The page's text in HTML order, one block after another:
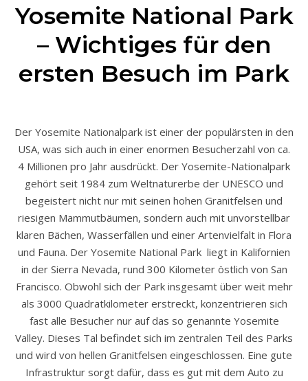
Yosemite National Park
– Wichtiges für den
ersten Besuch im Park
Der Yosemite Nationalpark ist einer der populärsten in den
USA, was sich auch in einer enormen Besucherzahl von ca.
4 Millionen pro Jahr ausdrückt. Der Yosemite-Nationalpark
gehört seit 1984 zum Weltnaturerbe der UNESCO und
begeistert nicht nur mit seinen hohen Granitfelsen und
riesigen Mammutbäumen, sondern auch mit unvorstellbar
klaren Bächen, Wasserfällen und einer Artenvielfalt in Flora
und Fauna. Der Yosemite National Park liegt in Kalifornien
in der Sierra Nevada, rund 300 Kilometer östlich von San
Francisco. Obwohl sich der Park insgesamt über weit mehr
als 3000 Quadratkilometer erstreckt, konzentrieren sich
fast alle Besucher nur auf das so genannte Yosemite
Valley. Dieses Tal befindet sich im zentralen Teil des Parks
und wird von hellen Granitfelsen eingeschlossen. Eine gute
Infrastruktur sorgt dafür, dass es gut mit dem Auto zu